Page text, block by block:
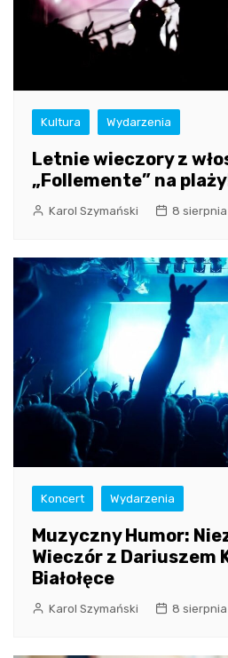
Kultura Wydarzenia
Letnie wieczory z
„Follemente” na
Karol Szymański 8
Koncert Wydarzenia
Muzyczny Humor:
Wieczór z Dariuszem
Białołęce
Karol Szymański 8